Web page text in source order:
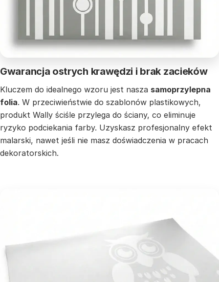
Gwarancja ostrych krawędzi i brak zacieków
Kluczem do idealnego wzoru jest nasza samoprzylepna
folia. W przeciwieństwie do szablonów plastikowych,
produkt Wally ściśle przylega do ściany, co eliminuje
ryzyko podciekania farby. Uzyskasz profesjonalny efekt
malarski, nawet jeśli nie masz doświadczenia w pracach
dekoratorskich.